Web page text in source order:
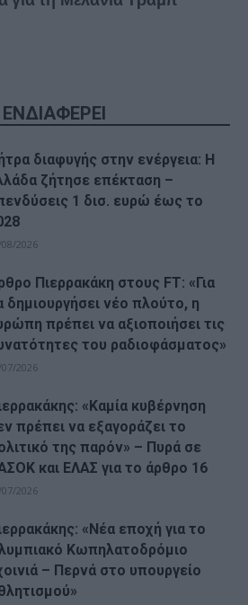
διαφυγής στην ενέργεια: Η
ζήτησε επέκταση –
1 δισ. ευρώ έως το
2026
Πιερρακάκη στους FΤ: «Για
δημιουργήσει νέο πλούτο, η
πρέπει να αξιοποιήσει τις
του ραδιοφάσματος»
2026
«Καμία κυβέρνηση
πρέπει να εξαγοράζει το
της παρόν» – Πυρά σε
και ΕΛΑΣ για το άρθρο 16
2026
«Νέα εποχή για το
Κωπηλατοδρόμιο
– Περνά στο υπουργείο